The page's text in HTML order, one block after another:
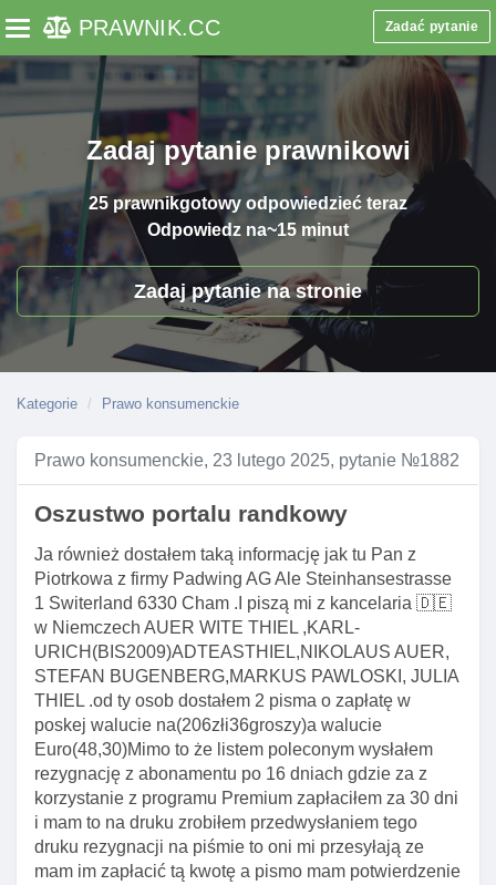
Toggle navigation
PRAWNIK.CC Zadać pytanie
Zadaj pytanie prawnikowi
25 prawnikgotowy odpowiedzieć teraz
Odpowiedz na~15 minut
Zadaj pytanie na stronie
Kategorie Prawo konsumenckie
Prawo konsumenckie, 23 lutego 2025, pytanie №1882
Oszustwo portalu randkowy
Ja również dostałem taką informację jak tu Pan z
Piotrkowa z firmy Padwing AG Ale Steinhansestrasse
1 Switerland 6330 Cham .I piszą mi z kancelaria 🇩🇪
w Niemczech AUER WITE THIEL ,KARL-
URICH(BIS2009)ADTEASTHIEL,NIKOLAUS AUER,
STEFAN BUGENBERG,MARKUS PAWLOSKI, JULIA
THIEL .od ty osob dostałem 2 pisma o zapłatę w
poskej walucie na(206złi36groszy)a walucie
Euro(48,30)Mimo to że listem poleconym wysłałem
rezygnację z abonamentu po 16 dniach gdzie za z
korzystanie z programu Premium zapłaciłem za 30 dni
i mam to na druku zrobiłem przedwysłaniem tego
druku rezygnacji na piśmie to oni mi przesyłają ze
mam im zapłacić tą kwotę a pismo mam potwierdzenie